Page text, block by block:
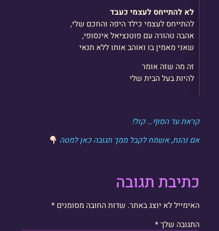
לא להתייחס לעצמי כעבד
להתייחס לעצמי כילד היפה והחכם שלי,
אהבה טהורה עם פוטנציאל אינסופי,
שאני מאמין בו ואוהב אותו ללא תנאי
זה מה שזה אומר
להיות בעל הבית שלי
קראת עד הסוף… קול!
אם נהנת, אשמח לקבל ממך תגובה כאן למטה
כתיבת תגובה
האימייל לא יוצג באתר. שדות החובה מסומנים *
התגובה שלך*